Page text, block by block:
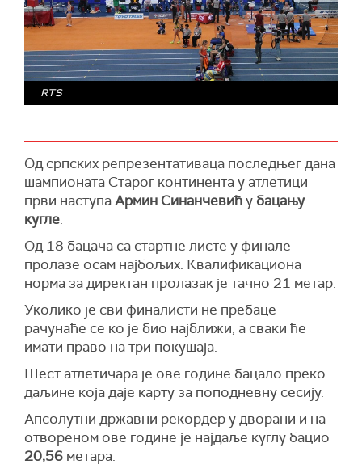
RTS
Од српских репрезентативаца последњег дана
шампионата Старог континента у атлетици
први наступаАрмин Синанчевићу бацању
кугле.
Од 18 бацача са стартне листе у финале
пролазе осам најбољих. Квалификациона
норма за директан пролазак је тачно 21 метар.
Уколико је сви финалисти не пребаце
рачунаће се ко је био најближи, а сваки ће
имати право на три покушаја.
Шест атлетичара је ове године бацало преко
даљине која даје карту за поподневну сесију.
Апсолутни државни рекордер у дворани и на
отвореном ове године је најдаље куглу бацио
20,56 метара.